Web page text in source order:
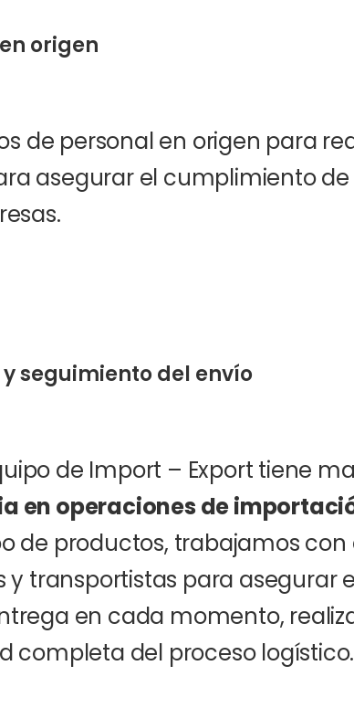
origen
de personal en origen para
asegurar el cumplimiento de
seguimiento del envío
de Import – Export tiene
en operaciones de
de productos, trabajamos con
y transportistas para asegurar
en cada momento,
completa del proceso logístico.